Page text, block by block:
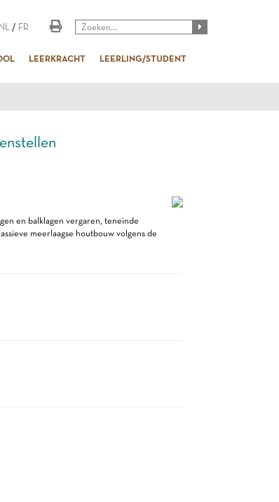
NL / FR
LEERKRACHT LEERLING/STUDENT
en balklagen vergaren, teneinde
meerlaagse houtbouw volgens de